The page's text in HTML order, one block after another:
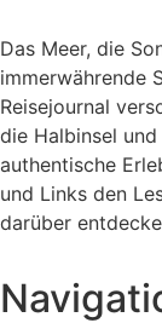
Das Meer, die
immerwährende
Reisejournal
die Halbinsel
authentische
und Links den
darüber